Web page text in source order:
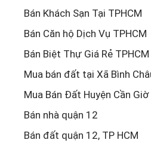
Bán Khách Sạn Tại TPHCM
Bán Căn hộ Dịch Vụ TPHCM
Bán Biệt Thự Giá Rẻ TPHCM
Mua bán đất tại Xã Bình
Mua Bán Đất Huyện Cần Giờ
Bán nhà quận 12
Bán đất quận 12, TP HCM